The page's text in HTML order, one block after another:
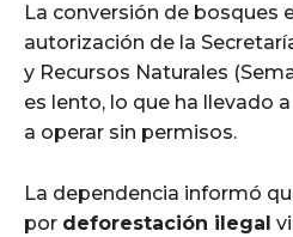
La conversión de bosques
autorización de la
y Recursos Naturales
es lento, lo que ha llevado
a operar sin permisos.
La dependencia informó
por deforestación ilegal